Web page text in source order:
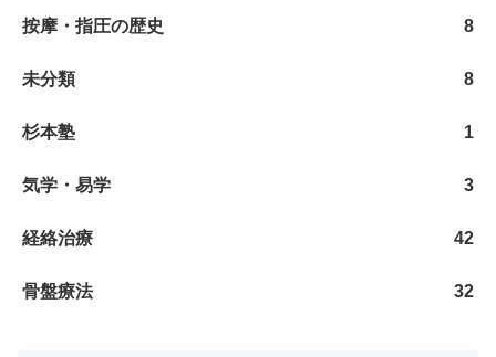
按摩・指圧の歴史 8
未分類 8
杉本塾 1
気学・易学 3
経絡治療 42
骨盤療法 32